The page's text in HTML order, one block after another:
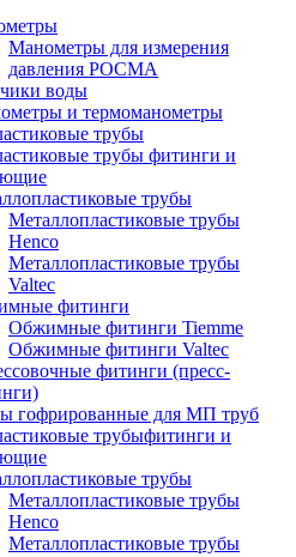
Манометры для измерения
давления РОСМА
воды
и термоманометры
трубы
трубы фитинги и
трубы
Металлопластиковые трубы
Henco
Металлопластиковые трубы
Valtec
фитинги
Обжимные фитинги Tiemme
Обжимные фитинги Valtec
фитинги (пресс-
гофрированные для МП труб
трубыфитинги и
трубы
Металлопластиковые трубы
Henco
Металлопластиковые трубы